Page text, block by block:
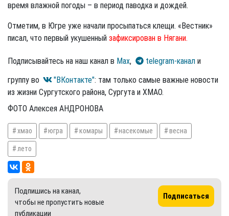
время влажной погоды – в период паводка и дождей.
Отметим, в Югре уже начали просыпаться клещи. «Вестник»
писал, что первый укушенный зафиксирован в Нягани.
Подписывайтесь на наш канал в Max, telegram-канал и
группу во
"ВКонтакте": там только самые важные новости
из жизни Сургутского района, Сургута и ХМАО.
ФОТО Алексея АНДРОНОВА
хмао югра комары насекомые весна
лето
Подпишись на канал,
чтобы не пропустить новые
публикации
Подписаться